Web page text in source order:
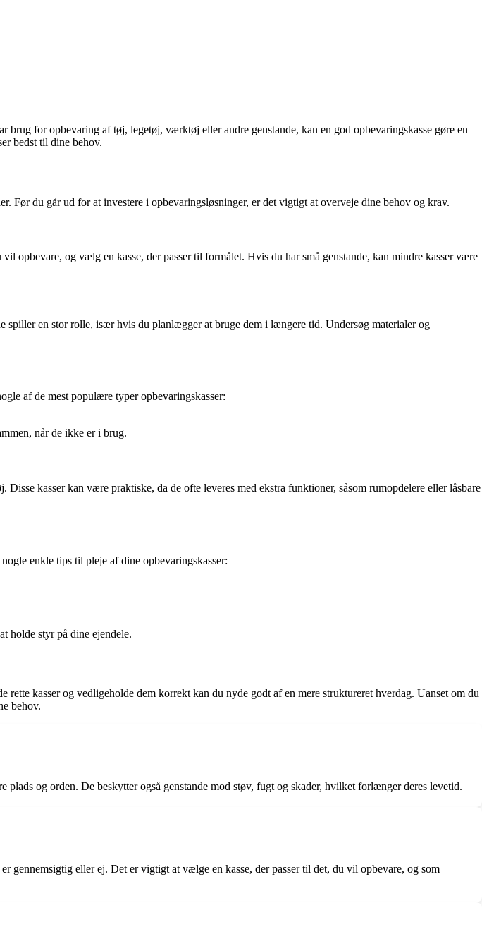
for opbevaring af tøj, legetøj, værktøj eller andre genstande, kan en god opbevaringskasse gøre en
bedst til dine behov.
du går ud for at investere i opbevaringsløsninger, er det vigtigt at overveje dine behov og krav.
opbevare, og vælg en kasse, der passer til formålet. Hvis du har små genstande, kan mindre kasser være
spiller en stor rolle, især hvis du planlægger at bruge dem i længere tid. Undersøg materialer og
af de mest populære typer opbevaringskasser:
når de ikke er i brug.
kasser kan være praktiske, da de ofte leveres med ekstra funktioner, såsom rumopdelere eller låsbare
enkle tips til pleje af dine opbevaringskasser:
holde styr på dine ejendele.
kasser og vedligeholde dem korrekt kan du nyde godt af en mere struktureret hverdag. Uanset om du
behov.
og orden. De beskytter også genstande mod støv, fugt og skader, hvilket forlænger deres levetid.
gennemsigtig eller ej. Det er vigtigt at vælge en kasse, der passer til det, du vil opbevare, og som